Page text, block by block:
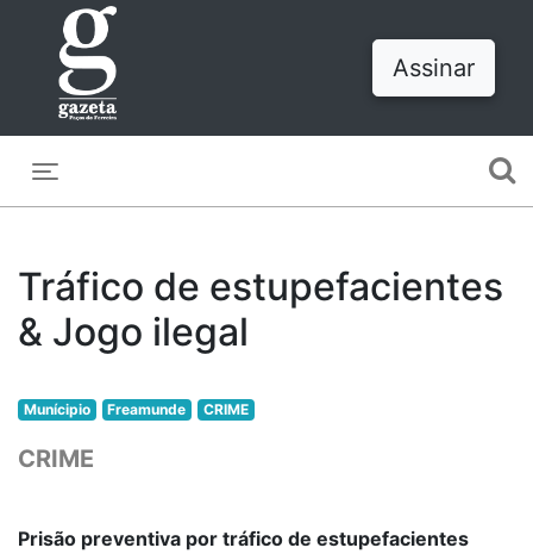
Assinar
Tráfico de estupefacientes
& Jogo ilegal
Munícipio Freamunde CRIME
CRIME
Prisão preventiva por tráfico de estupefacientes